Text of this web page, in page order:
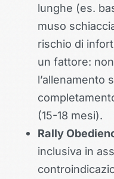
lunghe (es.
muso
rischio di
un fattore:
l’allenamento
(15-18 mesi).
Rally
inclusiva in